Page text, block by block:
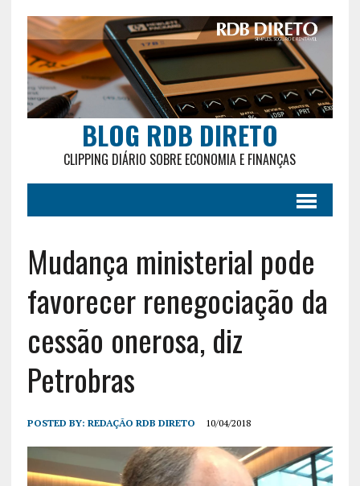
BLOG RDB DIRETO
CLIPPING DIÁRIO SOBRE ECONOMIA E FINANÇAS
Mudança ministerial pode
favorecer renegociação da
cessão onerosa, diz
Petrobras
POSTED BY: REDAÇÃO RDB DIRETO 10/04/2018